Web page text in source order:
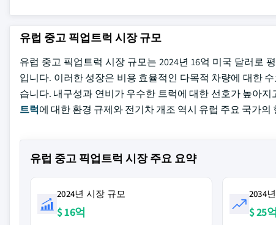
유럽 중고 픽업트럭 시장 규모
유럽 중고 픽업트럭 시장 규모는 2024년 16억 미국 달러로
입니다. 이러한 성장은 비용 효율적인 다목적 차량에 대한
습니다. 내구성과 연비가 우수한 트럭에 대한 선호가 높아
트럭에 대한 환경 규제와 전기차 개조 역시 유럽 주요 국가
유럽 중고 픽업트럭 시장 주요 요약
2024년 시장 규모
$ 16억
2034
$ 25억